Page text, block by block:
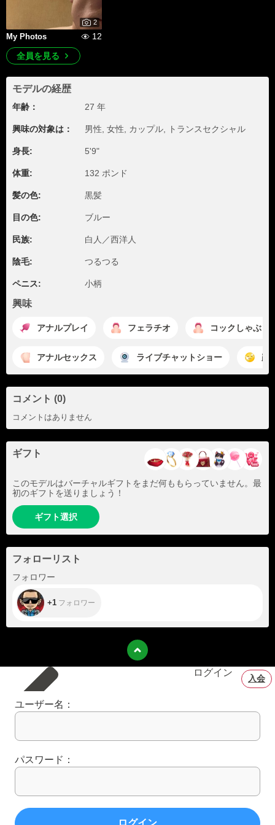
2
My Photos
12
全員を見る
モデルの経歴
年齢： 27 年
興味の対象は： 男性, 女性, カップル, トランスセクシャル
身長: 5'9"
体重: 132 ポンド
髪の色: 黒髪
目の色: ブルー
民族: 白人／西洋人
陰毛: つるつる
ペニス: 小柄
興味
アナルプレイ フェラチオ コックしゃぶり
アナルセックス ライブチャットショー 顔
コメント (0)
コメントはありません
ギフト
このモデルはバーチャルギフトをまだ何ももらっていません。最
初のギフトを送りましょう！
ギフト選択
フォローリスト
フォロワー
+1 フォロワー
ログイン
入会
ユーザー名：
パスワード：
ログイン